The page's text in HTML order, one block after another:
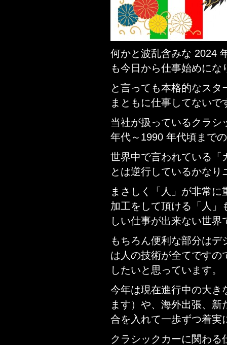
何かと波乱含みな 2024
も今日から仕事始めにな
と言っても本格的なス
まともに仕事してないで
当社が扱っているクラ
年代～1990 年代頃まで
世界中で言われている「
とは逆行しているかなり
まさしく「人」が非常
加工をして頂ける「人」
しい仕事が出来ない世界
もちろん便利な部分は
は人の技術が全てですの
したいと思っています。
今年は現在進行中の大き
ます）や、海外出張、
合を入れて一歩ずつ着実
クラシックカーに関わ